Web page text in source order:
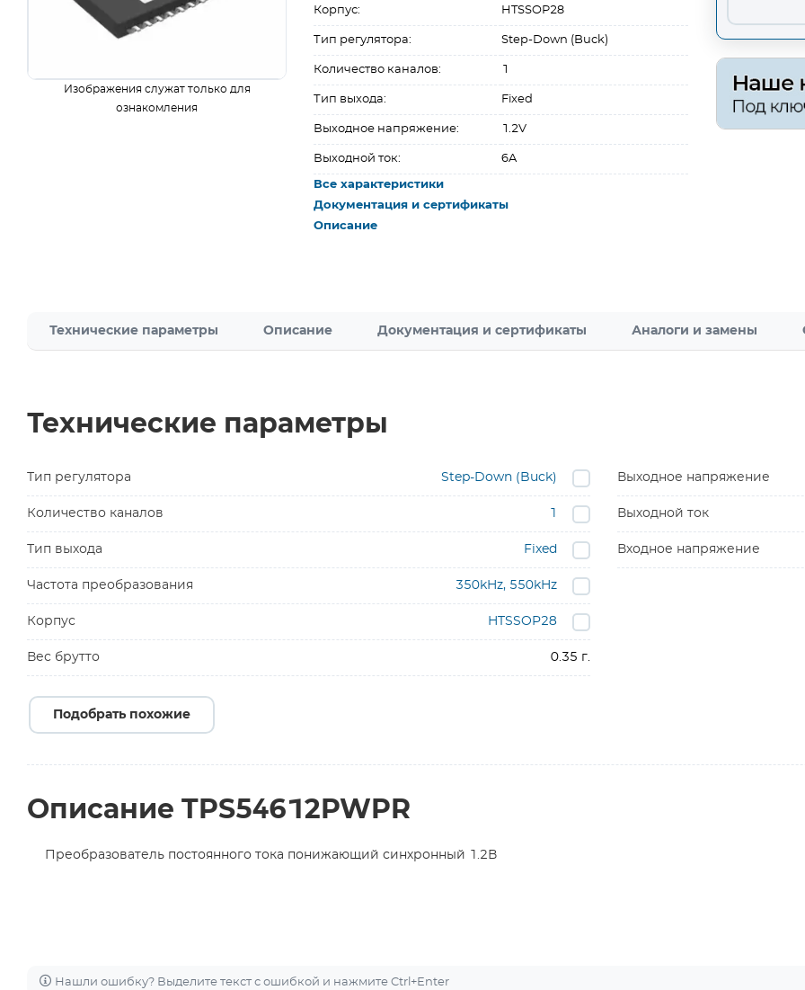
Изображения служат только для
ознакомления
Корпус: HTSSOP28
Тип регулятора: Step-Down (Buck)
Количество каналов: 1
Тип выхода: Fixed
Выходное напряжение: 1.2V
Выходной ток: 6A
Все характеристики
Документация и сертификаты
Описание
Технические параметры Описание Документация и сертификаты Аналоги и замены
Технические параметры
Тип регулятора Step-Down (Buck)
Количество каналов
Тип выхода Fixed
Выходное напряжение
Выходной ток
Входное напряжение
Частота преобразования 350kHz, 550kHz
Корпус HTSSOP28
Вес брутто 0.35 г.
Подобрать похожие
Описание TPS54612PWPR
Преобразователь постоянного тока понижающий синхронный 1.2В
Нашли ошибку? Выделите текст с ошибкой и нажмите Ctrl+Enter